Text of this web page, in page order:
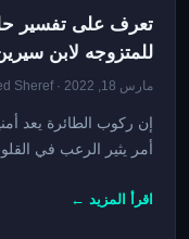
تعرف على تفسير
للمتزوجه لابن
مارس 18, 2022 · Mohamed Sheref
إن ركوب الطائرة يعد
أمر يثير الرعب في
اقرأ المزيد ←